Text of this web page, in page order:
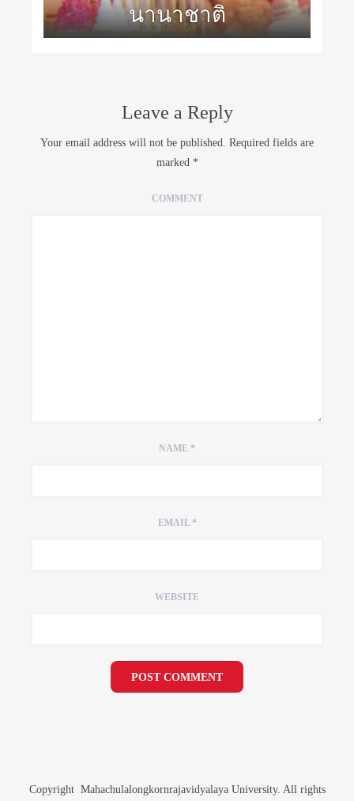
นานาชาติ
Leave a Reply
Your email address will not be published. Required fields are
marked *
COMMENT
NAME *
EMAIL *
WEBSITE
Copyright Mahachulalongkornrajavidyalaya University. All rights